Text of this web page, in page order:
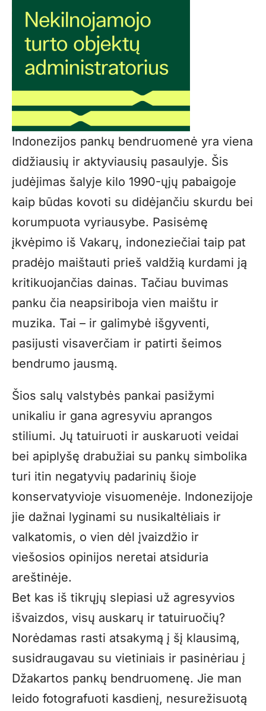
Indonezijos pankų bendruomenė yra viena
didžiausių ir aktyviausių pasaulyje. Šis
judėjimas šalyje kilo 1990-ųjų pabaigoje
kaip būdas kovoti su didėjančiu skurdu bei
korumpuota vyriausybe. Pasisėmę
įkvėpimo iš Vakarų, indoneziečiai taip pat
pradėjo maištauti prieš valdžią kurdami ją
kritikuojančias dainas. Tačiau buvimas
panku čia neapsiriboja vien maištu ir
muzika. Tai – ir galimybė išgyventi,
pasijusti visaverčiam ir patirti šeimos
bendrumo jausmą.
Šios salų valstybės pankai pasižymi
unikaliu ir gana agresyviu aprangos
stiliumi. Jų tatuiruoti ir auskaruoti veidai
bei apiplyšę drabužiai su pankų simbolika
turi itin negatyvių padarinių šioje
konservatyvioje visuomenėje. Indonezijoje
jie dažnai lyginami su nusikaltėliais ir
valkatomis, o vien dėl įvaizdžio ir
viešosios opinijos neretai atsiduria
areštinėje.
Bet kas iš tikrųjų slepiasi už agresyvios
išvaizdos, visų auskarų ir tatuiruočių?
Norėdamas rasti atsakymą į šį klausimą,
susidraugavau su vietiniais ir pasinėriau į
Džakartos pankų bendruomenę. Jie man
leido fotografuoti kasdienį, nesurežisuotą